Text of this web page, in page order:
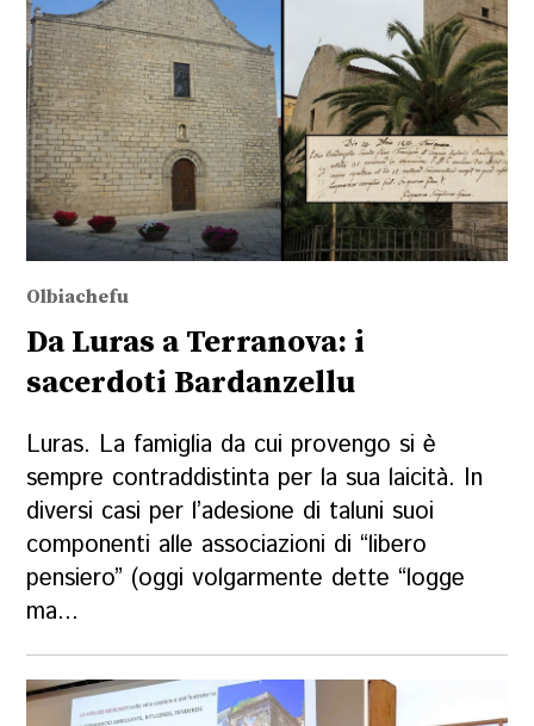
Olbiachefu
Da Luras a Terranova: i
sacerdoti Bardanzellu
Luras. La famiglia da cui provengo si è
sempre contraddistinta per la sua laicità. In
diversi casi per l’adesione di taluni suoi
componenti alle associazioni di “libero
pensiero” (oggi volgarmente dette “logge
ma...